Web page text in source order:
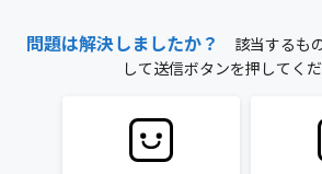
問題は解決しましたか？
該当するも
して送信ボタンを押してくだ